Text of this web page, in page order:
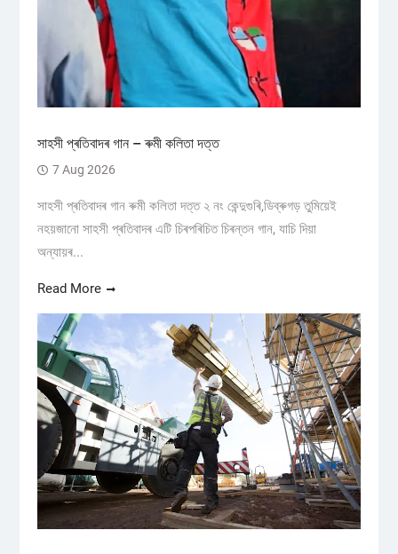
সাহসী প্ৰতিবাদৰ গান – ৰুমী কলিতা দত্ত
7 Aug 2026
সাহসী প্ৰতিবাদৰ গান ৰুমী কলিতা দত্ত ২ নং কেন্দুগুৰি,ডিব্ৰুগড় তুমিয়েই
নহয়জানো সাহসী প্ৰতিবাদৰ এটি চিৰপৰিচিত চিৰন্তন গান, যাচি দিয়া
অন্যায়ৰ...
Read More